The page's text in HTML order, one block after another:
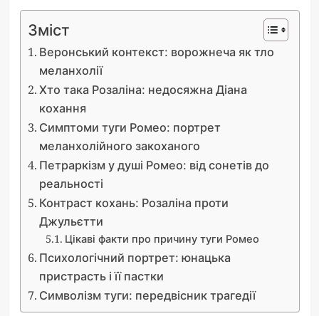
Зміст
Веронський контекст: ворожнеча як тло
меланхолії
Хто така Розаліна: недосяжна Діана
кохання
Симптоми туги Ромео: портрет
меланхолійного закоханого
Петраркізм у душі Ромео: від сонетів до
реальності
Контраст кохань: Розаліна проти
Джульєтти
Цікаві факти про причину туги Ромео
Психологічний портрет: юнацька
пристрасть і її пастки
Символізм туги: передвісник трагедії